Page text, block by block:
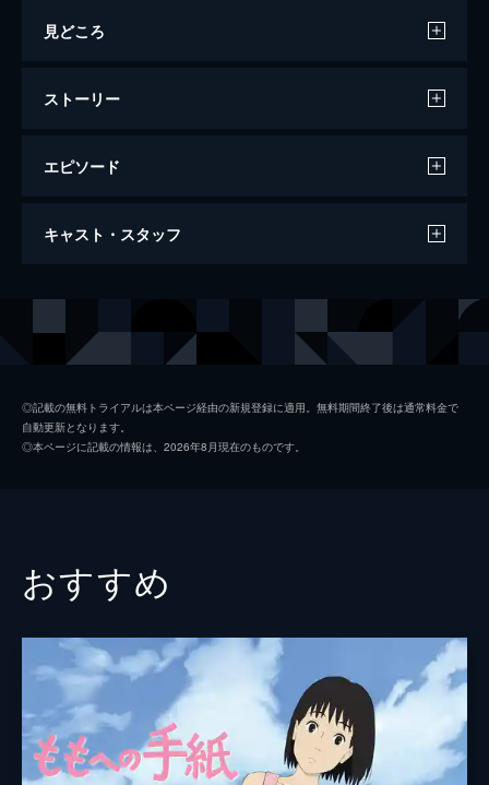
見どころ
ストーリー
エピソード
天気の子
キャスト・スタッフ
天野陽菜 森七菜
監督 新海誠
脚本 新海誠
原作 新海誠
音楽 RADWIMPS
◎記載の無料トライアルは本ページ経由の新規登録に適用。無料期間終了後は通常料金で
自動更新となります。
◎本ページに記載の情報は、2026年8月現在のものです。
おすすめ